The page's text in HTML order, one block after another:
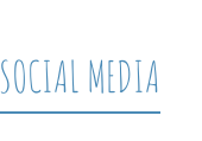
SOCIAL MEDIA